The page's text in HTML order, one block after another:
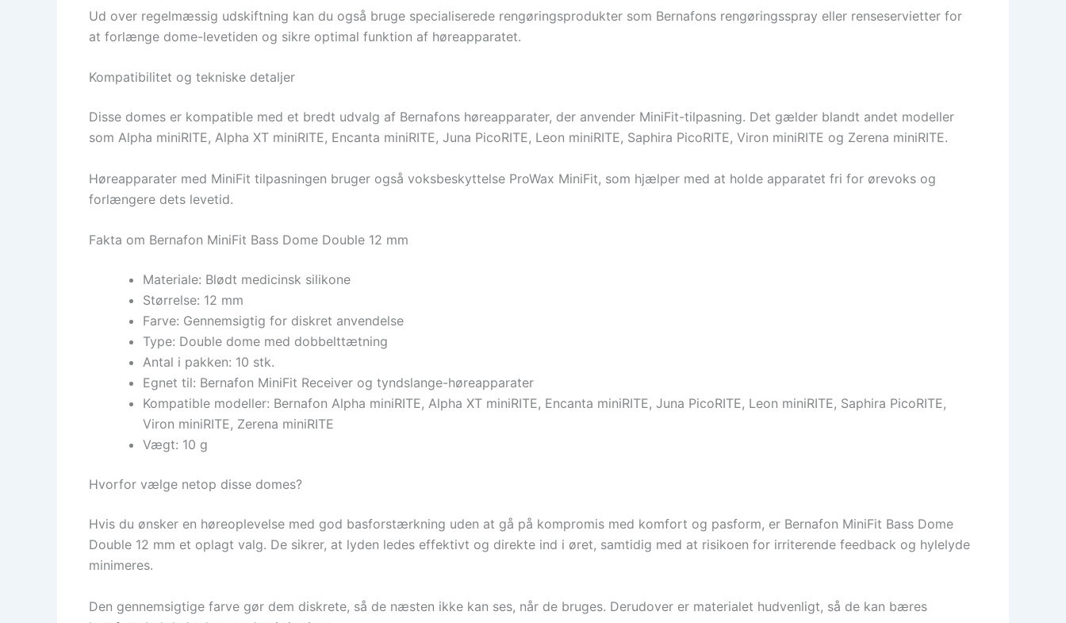
Ud over regelmæssig udskiftning kan du også bruge specialiserede rengøringsprodukter som Bernafons rengøringsspray eller renseservietter for
at forlænge dome-levetiden og sikre optimal funktion af høreapparatet.
Kompatibilitet og tekniske detaljer
Disse domes er kompatible med et bredt udvalg af Bernafons høreapparater, der anvender MiniFit-tilpasning. Det gælder blandt andet modeller
som Alpha miniRITE, Alpha XT miniRITE, Encanta miniRITE, Juna PicoRITE, Leon miniRITE, Saphira PicoRITE, Viron miniRITE og Zerena miniRITE.
Høreapparater med MiniFit tilpasningen bruger også voksbeskyttelse ProWax MiniFit, som hjælper med at holde apparatet fri for ørevoks og
forlængere dets levetid.
Fakta om Bernafon MiniFit Bass Dome Double 12 mm
Materiale: Blødt medicinsk silikone
Størrelse: 12 mm
Farve: Gennemsigtig for diskret anvendelse
Type: Double dome med dobbelttætning
Antal i pakken: 10 stk.
Egnet til: Bernafon MiniFit Receiver og tyndslange-høreapparater
Kompatible modeller: Bernafon Alpha miniRITE, Alpha XT miniRITE, Encanta miniRITE, Juna PicoRITE, Leon miniRITE, Saphira PicoRITE,
Viron miniRITE, Zerena miniRITE
Vægt: 10 g
Hvorfor vælge netop disse domes?
Hvis du ønsker en høreoplevelse med god basforstærkning uden at gå på kompromis med komfort og pasform, er Bernafon MiniFit Bass Dome
Double 12 mm et oplagt valg. De sikrer, at lyden ledes effektivt og direkte ind i øret, samtidig med at risikoen for irriterende feedback og hylelyde
minimeres.
Den gennemsigtige farve gør dem diskrete, så de næsten ikke kan ses, når de bruges. Derudover er materialet hudvenligt, så de kan bæres